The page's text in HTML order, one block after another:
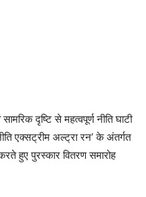
दृष्टि से महत्वपूर्ण नीति घाटी
एक्सट्रीम अल्ट्रा रन’ के अंतर्गत
हुए पुरस्कार वितरण समारोह